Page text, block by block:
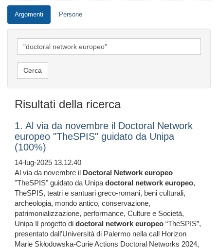
Argomenti Persone
Risultati della ricerca
1. Al via da novembre il Doctoral Network
europeo "TheSPIS" guidato da Unipa
(100%)
14-lug-2025 13.12.40
Al via da novembre il Doctoral Network europeo
"TheSPIS" guidato da Unipadoctoral network europeo,
TheSPIS, teatri e santuari greco-romani, beni culturali,
archeologia, mondo antico, conservazione,
patrimonializzazione, performance, Culture e Società,
Unipa Il progetto di doctoral network europeo “TheSPIS”,
presentato dall’Università di Palermo nella call Horizon
Marie Skłodowska-Curie Actions Doctoral Networks 2024,